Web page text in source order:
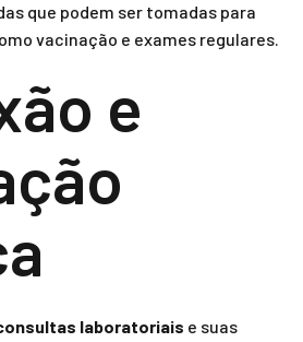
que podem ser tomadas para
vacinação e exames regulares.
e
laboratoriais e suas